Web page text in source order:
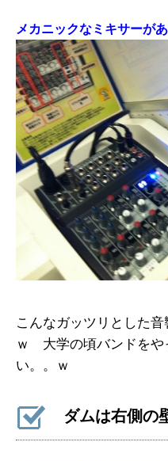
メカニックなミキサーがあ
こんなガッツリとした
ｗ 大学の頃バンドをや
い。。ｗ
ダムは右側の